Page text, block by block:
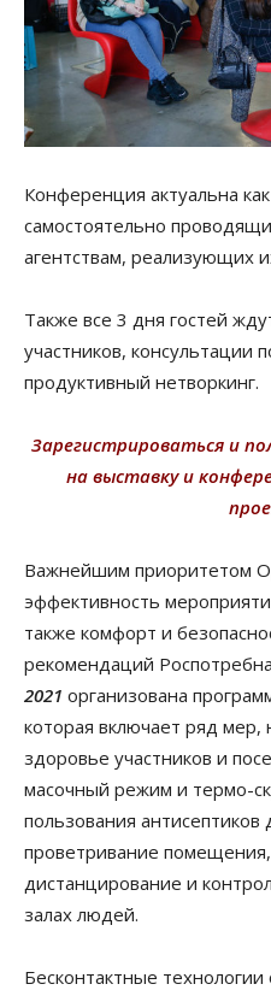
Конференция актуальна
самостоятельно
агентствам, реализующих
Также все 3 дня гостей
участников, консультации
продуктивный нетворкинг.
Зарегистрироваться и
на выставку и
Важнейшим приоритетом
эффективность
также комфорт и
рекомендаций
2021 организована
которая включает ряд мер,
здоровье участников и
масочный режим и термо-
пользования антисептиков
проветривание
дистанцирование и
залах людей.
Бесконтактные